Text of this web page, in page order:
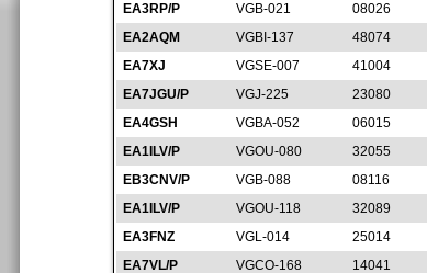
EA3RP/P
VGB-021 08026
EA2AQM
VGBI-137 48074
EA7XJ
VGSE-007 41004
EA7JGU/P
VGJ-225 23080
EA4GSH
VGBA-052 06015
EA1ILV/P
VGOU-080 32055
EB3CNV/P
VGB-088 08116
EA1ILV/P
VGOU-118 32089
EA3FNZ
VGL-014 25014
EA7VL/P
VGCO-168 14041